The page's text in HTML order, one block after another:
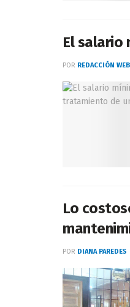
El salario
POR REDACCIÓN WEB
Lo
POR DIANA PAREDES